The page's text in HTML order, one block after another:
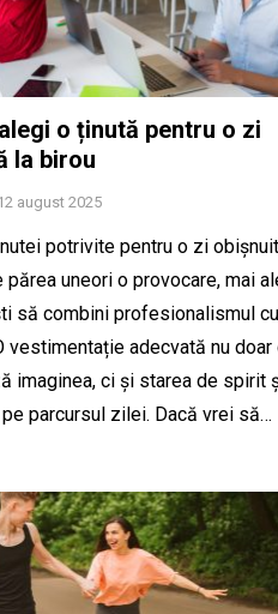
o ținută pentru o zi
la birou
august 2025
potrivite pentru o zi
părea uneori o provocare, mai
să combini profesionalismul cu
vestimentație adecvată nu
imaginea, ci și starea de spirit
parcursul zilei. Dacă vrei să…